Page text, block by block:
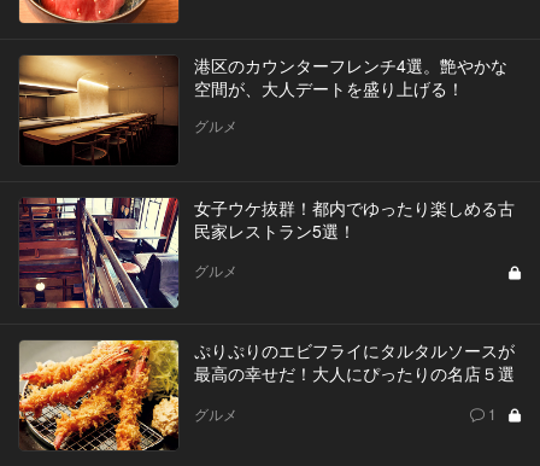
港区のカウンターフレンチ4選。艶やかな
空間が、大人デートを盛り上げる！
グルメ
女子ウケ抜群！都内でゆったり楽しめる古
民家レストラン5選！
グルメ
ぷりぷりのエビフライにタルタルソースが
最高の幸せだ！大人にぴったりの名店５選
グルメ 1